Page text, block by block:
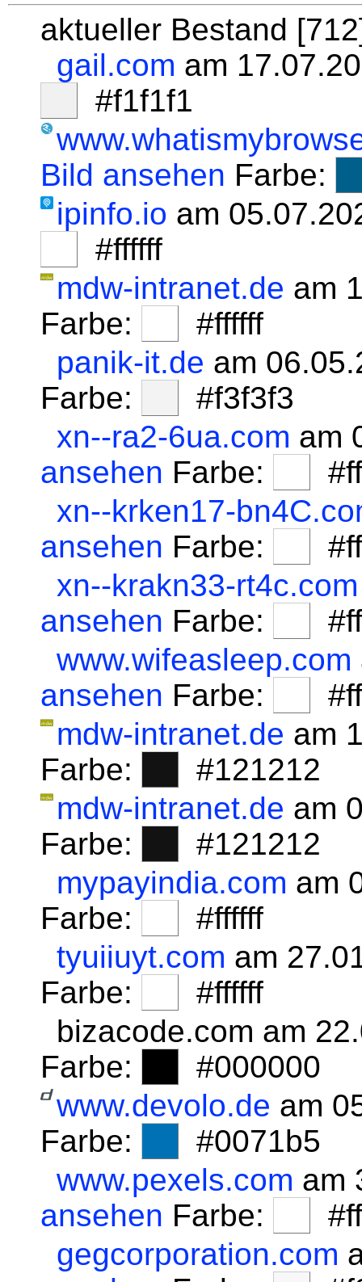
aktueller Bestand
gail.com am
#f1f1f1
Bild ansehen Farbe:
ipinfo.io am
#ffffff
mdw-intranet.de am
Farbe:
#ffffff
panik-it.de am
Farbe:
#f3f3f3
xn--ra2-6ua.com am
ansehen Farbe:
xn--krken17-
ansehen Farbe:
xn--krakn33-rt4c.com
ansehen Farbe:
www.wifeasleep.com
ansehen Farbe:
mdw-intranet.de am
Farbe:
#121212
mdw-intranet.de am
Farbe:
#121212
mypayindia.com am
Farbe:
#ffffff
tyuiiuyt.com am
Farbe:
#ffffff
bizacode.com am
Farbe:
#000000
www.devolo.de am
Farbe:
#0071b5
www.pexels.com am
ansehen Farbe:
gegcorporation.com